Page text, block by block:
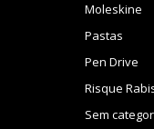
Moleskine
Pastas
Pen Drive
Risque
Sem